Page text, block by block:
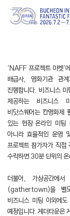
‘NAFF 프로젝트 마켓’
배급사, 영화기관 관
진행합니다. 비즈니스
제공하는 비즈니스
비닷스퀘어는 칸영화제
있는 현장·온라인 미
아니라 효율적인 운영
프로젝트 참가자가 직접
수락하면 30분 단위의 온
더불어, 가상공간에
(gather.town)을 별
비즈니스 미팅 이외에
예정입니다. 게더타운은